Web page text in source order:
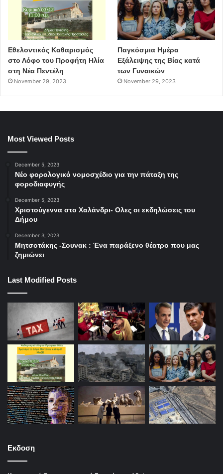
Εθελοντικός Καθαρισμός
στο Λόφο του Προφήτη Ηλία
στη Νέα Πεντέλη
November 29, 2023
Παγκόσμια Ημέρα
Εξάλειψης της Βίας κατά
των Γυναικών
November 29, 2023
Most Viewed Posts
December 5, 2023
Νέο φορολογικό νομοσχέδιο για την πάταξη της
φοροδιαφυγής
December 5, 2023
Χριστούγεννα στο Χαλάνδρι- Ολες οι εκδηλώσεις του
Δήμου
December 3, 2023
Μητσοτάκης -Σουνακ : Ένα παράξενο θέατρο που μας
ζημιώνει
Last Modified Posts
Εκδοση